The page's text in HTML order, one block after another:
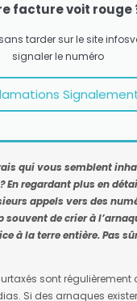
facture voit rouge
tarder sur le site
signaler le numéro
qui vous semblent
En regardant plus en
appels vers des
souvent de crier à
à la terre entière. Pas
sont
Si des arnaques